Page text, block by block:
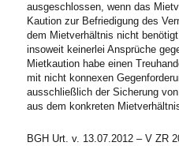
ausgeschlossen, wenn das
Kaution zur Befriedigung des
dem Mietverhältnis nicht
insoweit keinerlei Ansprüche
Mietkaution habe einen
mit nicht konnexen
ausschließlich der Sicherung
aus dem konkreten
BGH Urt. v. 13.07.2012 – V ZR